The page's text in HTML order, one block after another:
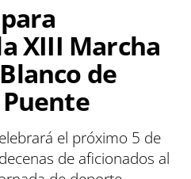
XIII Marcha
de
el próximo 5 de
de aficionados al